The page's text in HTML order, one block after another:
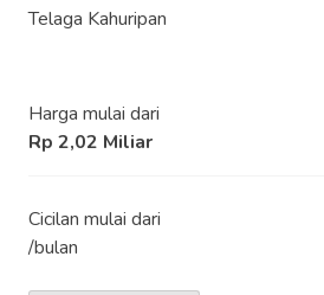
Telaga Kahuripan
Harga mulai dari
Rp 2,02 Miliar
Cicilan mulai dari
/bulan